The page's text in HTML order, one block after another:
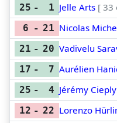
25 - 1 Jelle Arts [ 33
6 - 21 Nicolas
21 - 20 Vadivelu
17 - 7 Aurélien
25 - 4 Jérémy Cieply
12 - 22 Lorenzo